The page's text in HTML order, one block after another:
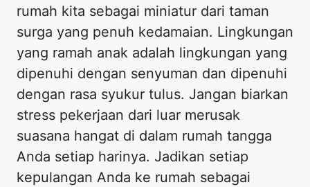
rumah kita sebagai miniatur dari taman
surga yang penuh kedamaian. Lingkungan
yang ramah anak adalah lingkungan yang
dipenuhi dengan senyuman dan dipenuhi
dengan rasa syukur tulus. Jangan biarkan
stress pekerjaan dari luar merusak
suasana hangat di dalam rumah tangga
Anda setiap harinya. Jadikan setiap
kepulangan Anda ke rumah sebagai